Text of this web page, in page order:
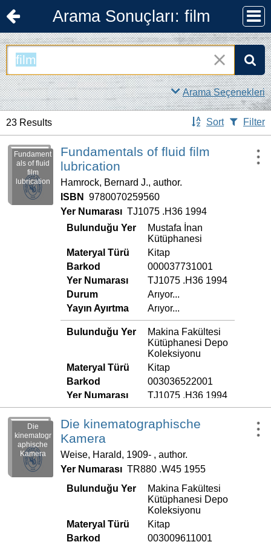
Arama Sonuçları: film
Arama: Use
Arama Seçenekleri
23 Results Sort Filter
Fundament
als of fluid
film
lubrication
Fundamentals of fluid film
lubrication
Hamrock, Bernard J., author.
ISBN
9780070259560
Yer Numarası TJ1075 .H36 1994
Bulunduğu Yer
Mustafa İnan
Kütüphanesi
Materyal Türü
Kitap
Barkod
000037731001
Yer Numarası
TJ1075 .H36 1994
Durum
Arıyor...
Yayın Ayırtma
Arıyor...
Bulunduğu Yer
Makina Fakültesi
Kütüphanesi Depo
Koleksiyonu
Materyal Türü
Kitap
Barkod
003036522001
Yer Numarası
TJ1075 .H36 1994
Durum
Arıyor...
Yayın Ayırtma
Arıyor...
Die
kinematogr
aphische
Kamera
Die kinematographische
Kamera
Weise, Harald, 1909- , author.
Yer Numarası TR880 .W45 1955
Bulunduğu Yer
Makina Fakültesi
Kütüphanesi Depo
Koleksiyonu
Materyal Türü
Kitap
Barkod
003009611001